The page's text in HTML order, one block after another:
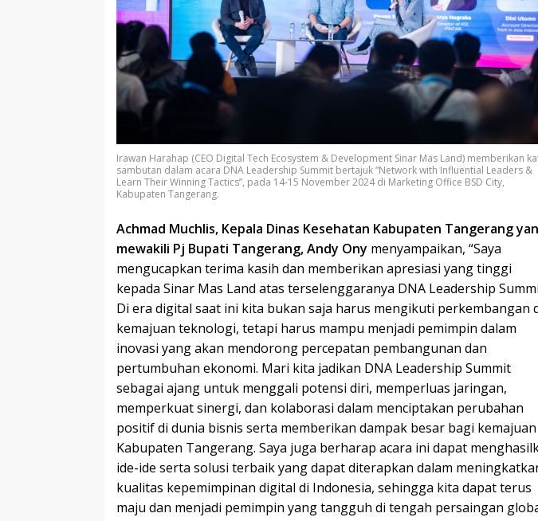
Irawan Harahap (CEO Digital Tech Ecosystem & Development Sinar Mas Land) memberikan
sambutan dalam acara DNA Leadership Summit bertajuk “Network with Influential Leaders &
Learn Their Winning Tactics”, pada 14-15 November 2024 di Marketing Office BSD City,
Kabupaten Tangerang.
Achmad Muchlis, Kepala Dinas Kesehatan Kabupaten Tangerang
mewakili Pj Bupati Tangerang, Andy Ony menyampaikan, “Saya
mengucapkan terima kasih dan memberikan apresiasi yang tinggi
kepada Sinar Mas Land atas terselenggaranya DNA Leadership
Di era digital saat ini kita bukan saja harus mengikuti perkembangan
kemajuan teknologi, tetapi harus mampu menjadi pemimpin dalam
inovasi yang akan mendorong percepatan pembangunan dan
pertumbuhan ekonomi. Mari kita jadikan DNA Leadership Summit
sebagai ajang untuk menggali potensi diri, memperluas jaringan,
memperkuat sinergi, dan kolaborasi dalam menciptakan perubahan
positif di dunia bisnis serta memberikan dampak besar bagi kemajuan
Kabupaten Tangerang. Saya juga berharap acara ini dapat
ide-ide serta solusi terbaik yang dapat diterapkan dalam
kualitas kepemimpinan digital di Indonesia, sehingga kita dapat terus
maju dan menjadi pemimpin yang tangguh di tengah persaingan